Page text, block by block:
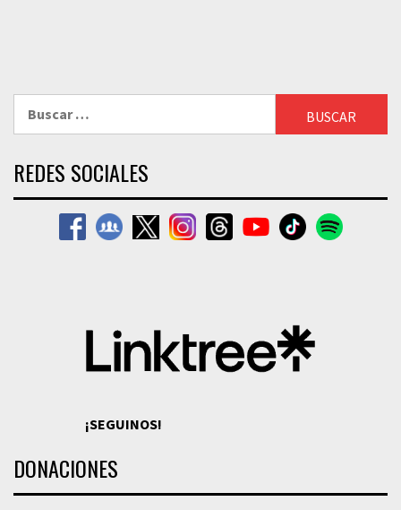
REDES SOCIALES
¡SEGUINOS!
DONACIONES